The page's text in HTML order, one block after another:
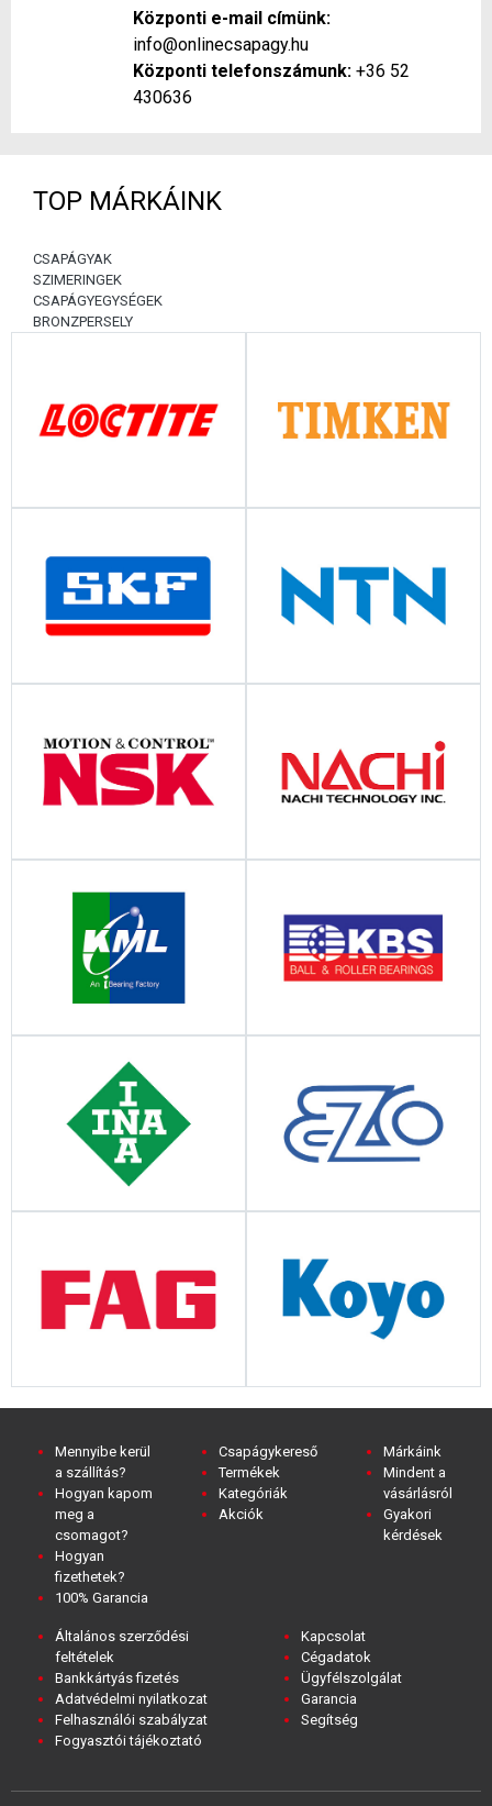
Központi e-mail címünk:
info@onlinecsapagy.hu
Központi telefonszámunk: +36 52
430636
TOP MÁRKÁINK
CSAPÁGYAK
SZIMERINGEK
CSAPÁGYEGYSÉGEK
BRONZPERSELY
Mennyibe kerül
a szállítás?
Hogyan kapom
meg a
csomagot?
Hogyan
fizethetek?
100% Garancia
Csapágykereső
Termékek
Kategóriák
Akciók
Márkáink
Mindent a
vásárlásról
Gyakori
kérdések
Általános szerződési
feltételek
Bankkártyás fizetés
Adatvédelmi nyilatkozat
Felhasználói szabályzat
Fogyasztói tájékoztató
Kapcsolat
Cégadatok
Ügyfélszolgálat
Garancia
Segítség